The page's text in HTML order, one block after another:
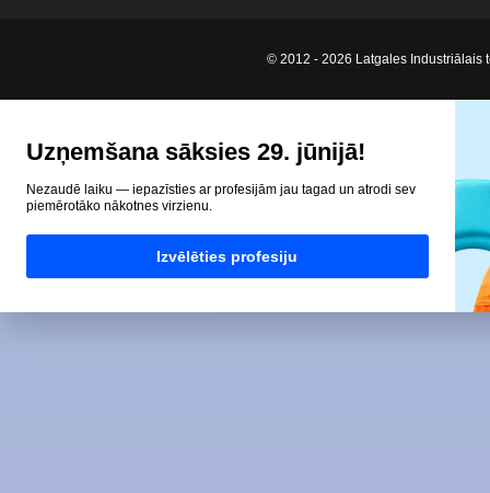
© 2012 - 2026 Latgales Industriālais
Uzņemšana sāksies 29. jūnijā!
Nezaudē laiku — iepazīsties ar profesijām jau tagad un atrodi sev
piemērotāko nākotnes virzienu.
Izvēlēties profesiju